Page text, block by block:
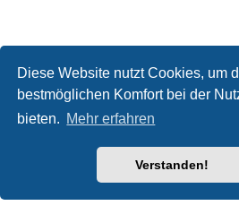
Diese Website nutzt Cookies, um
bestmöglichen Komfort bei der
bieten. Mehr erfahren
Verstanden!